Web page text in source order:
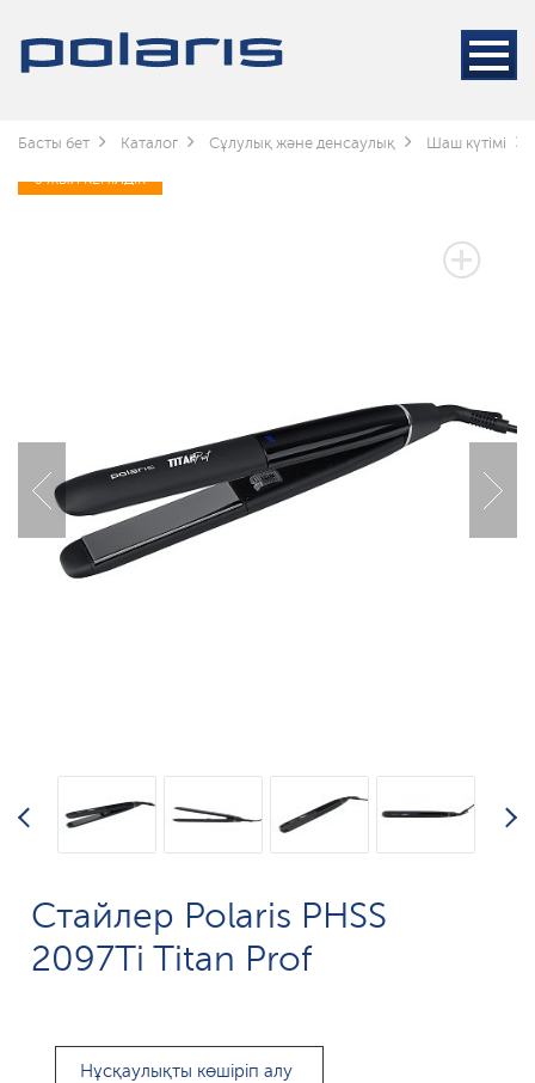
Басты бет Каталог Сұлулық және денсаулық Шаш күтімі
3 ЖЫЛ КЕПІЛДІК
Стайлер Polaris PHSS
2097Ti Titan Prof
Нұсқаулықты көшіріп алу